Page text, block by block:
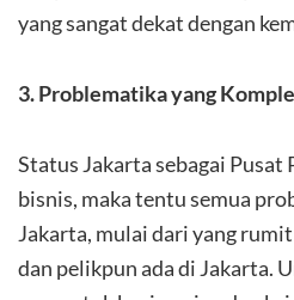
yang sangat dekat dengan
3. Problematika yang
Status Jakarta sebagai Pusat
bisnis, maka tentu semua
Jakarta, mulai dari yang
dan pelikpun ada di Jakarta.